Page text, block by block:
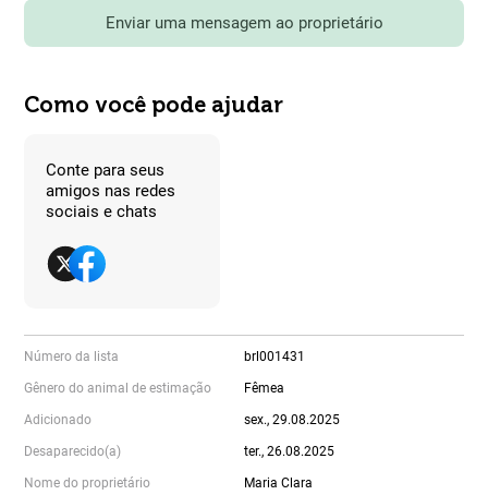
Enviar uma mensagem ao proprietário
Como você pode ajudar
Conte para seus
amigos nas redes
sociais e chats
Número da lista brl001431
Gênero do animal de estimação Fêmea
Adicionado sex., 29.08.2025
Desaparecido(a) ter., 26.08.2025
Nome do proprietário Maria Clara